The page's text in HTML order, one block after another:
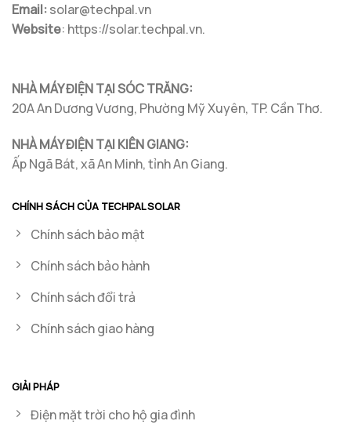
Email:solar@techpal.vn
Website: https://solar.techpal.vn.
NHÀ MÁY ĐIỆN TẠI SÓC TRĂNG:
20A An Dương Vương, Phường Mỹ Xuyên, TP. Cần Thơ.
NHÀ MÁY ĐIỆN TẠI KIÊN GIANG:
Ấp Ngã Bát, xã An Minh, tỉnh An Giang.
CHÍNH SÁCH CỦA TECHPAL SOLAR
Chính sách bảo mật
Chính sách bảo hành
Chính sách đổi trả
Chính sách giao hàng
GIẢI PHÁP
Điện mặt trời cho hộ gia đình